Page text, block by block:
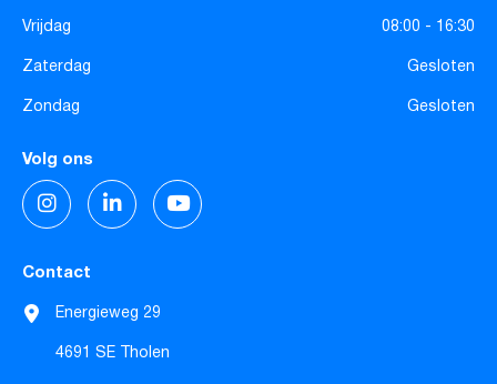
Vrijdag
08:00 - 16:30
Zaterdag
Gesloten
Zondag
Gesloten
Volg ons
Contact
Energieweg 29
4691 SE Tholen